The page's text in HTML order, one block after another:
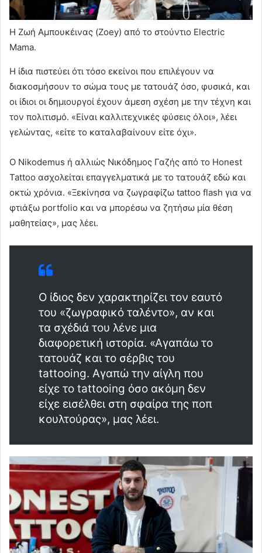
Η Ζωή Αμπουκέινας (Zoey) από το στούντιο Electric
Mama.
Η ίδια πιστεύει ότι τόσο εκείνοι που επιλέγουν να
διακοσμήσουν το σώμα τους με τατουάζ όσο, φυσικά, και
οι ίδιοι οι δημιουργοί έχουν άμεση σχέση με την τέχνη και
τον πολιτισμό. «Είναι καλλιτεχνικές φύσεις όλοι», λέει
γελώντας, «είτε το καταλαβαίνουν είτε όχι».
Ο Nikodemus ή αλλιώς Νικόδημος Γαζής από το Honest
Tattoo ασχολείται επαγγελματικά με το τατουάζ εδώ και
οκτώ χρόνια. «Ξεκίνησα να ζωγραφίζω tattoo flash για να
φτιάξω portfolio και να μπορέσω να ζητήσω μία θέση
μαθητείας», μας λέει.
Ο ίδιος δεν χαρακτηρίζει τον εαυτό
του «ζωγραφικό ταλέντο», αν και
τα σχέδιά του λένε μια
διαφορετική ιστορία. «Αγαπάω το
τατουάζ και το σέρβις του
tattooing. Αγαπώ την αίγλη που
είχε το tattooing όσο ακόμη δεν
είχε εισέλθει στη σφαίρα της ποπ
κουλτούρας», μας λέει.